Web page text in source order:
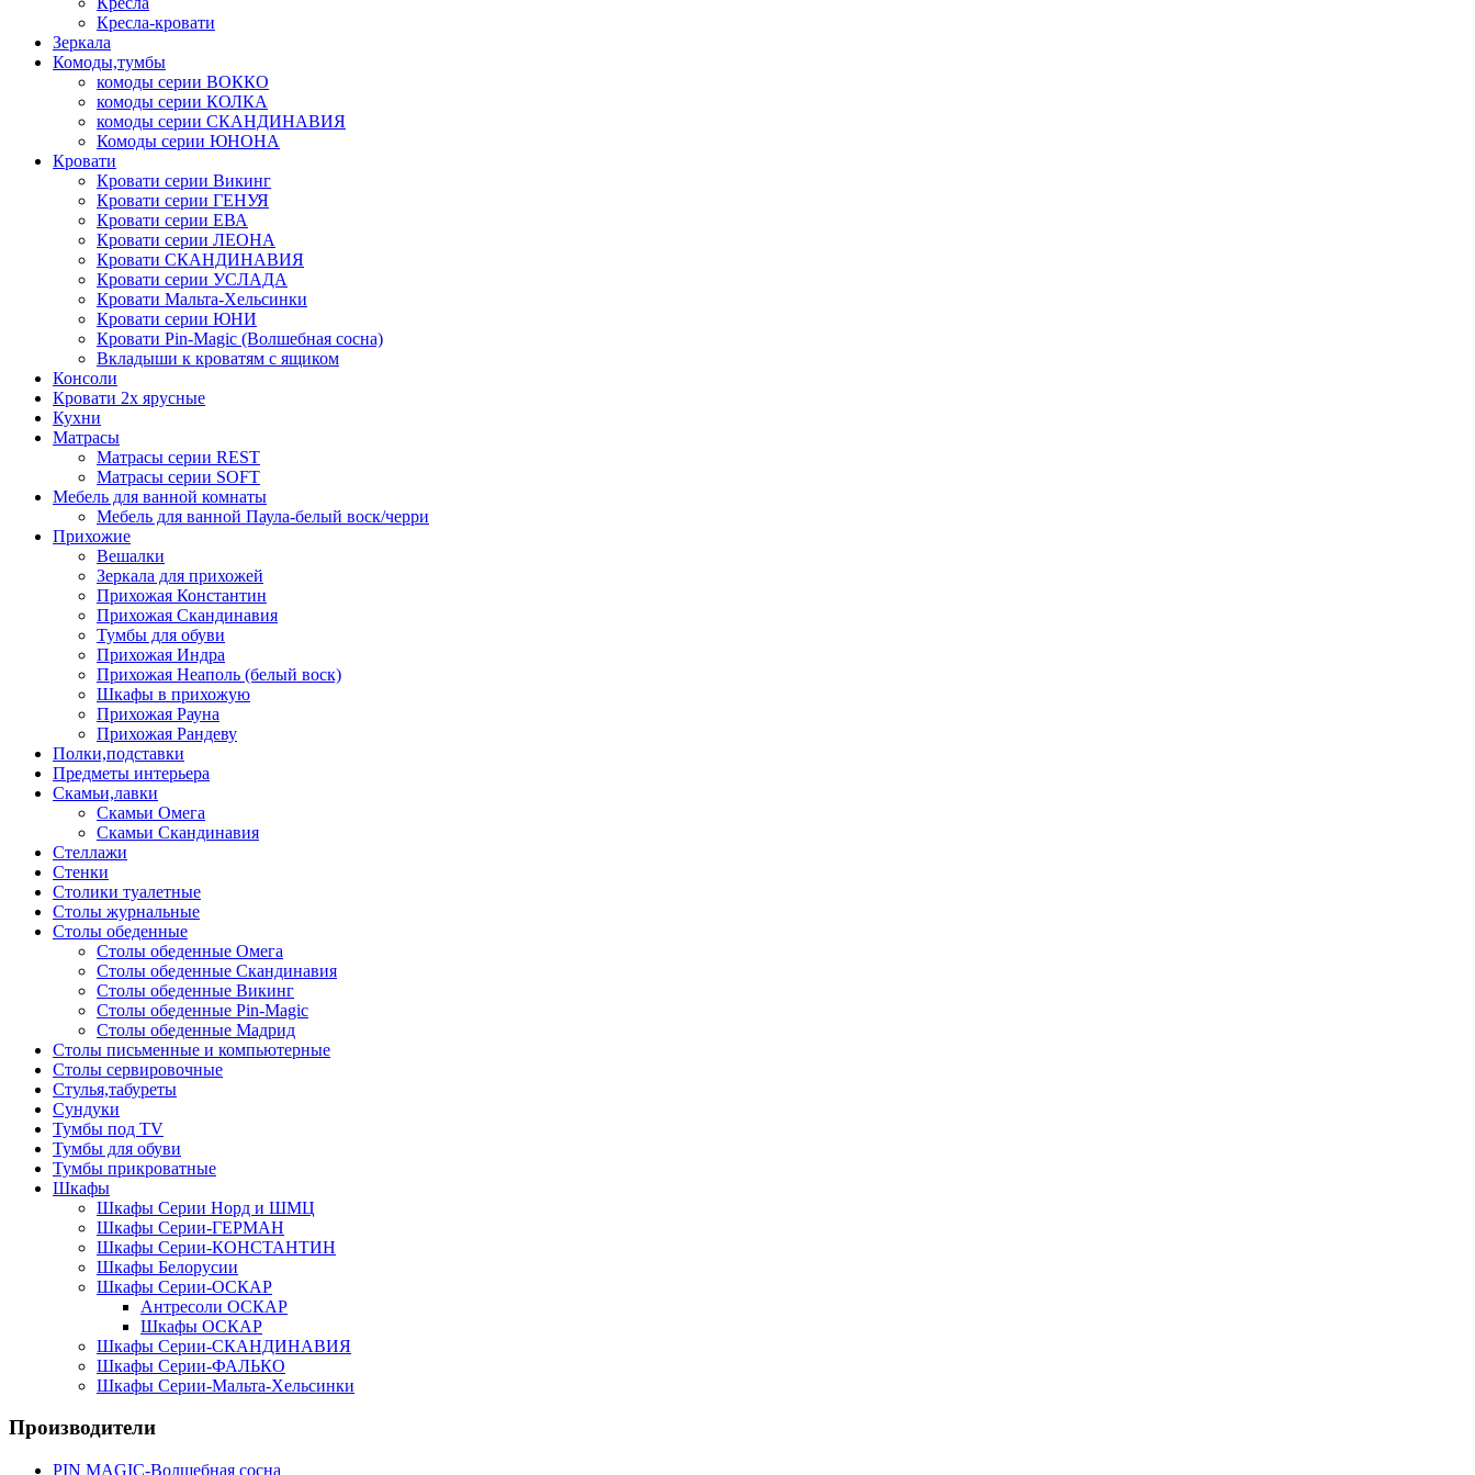
Кресла-кровати
Зеркала
Комоды,тумбы
комоды серии ВОККО
комоды серии КОЛКА
комоды серии СКАНДИНАВИЯ
Комоды серии ЮНОНА
Кровати
Кровати серии Викинг
Кровати серии ГЕНУЯ
Кровати серии ЕВА
Кровати серии ЛЕОНА
Кровати СКАНДИНАВИЯ
Кровати серии УСЛАДА
Кровати Мальта-Хельсинки
Кровати серии ЮНИ
Кровати Pin-Magic (Волшебная сосна)
Вкладыши к кроватям с ящиком
Консоли
Кровати 2х ярусные
Кухни
Матрасы
Матрасы серии REST
Матрасы серии SOFT
Мебель для ванной комнаты
Мебель для ванной Паула-белый воск/черри
Прихожие
Вешалки
Зеркала для прихожей
Прихожая Константин
Прихожая Скандинавия
Тумбы для обуви
Прихожая Индра
Прихожая Неаполь (белый воск)
Шкафы в прихожую
Прихожая Рауна
Прихожая Рандеву
Полки,подставки
Предметы интерьера
Скамьи,лавки
Скамьи Омега
Скамьи Скандинавия
Стеллажи
Стенки
Столики туалетные
Столы журнальные
Столы обеденные
Столы обеденные Омега
Столы обеденные Скандинавия
Столы обеденные Викинг
Столы обеденные Pin-Magic
Столы обеденные Мадрид
Столы письменные и компьютерные
Столы сервировочные
Стулья,табуреты
Сундуки
Тумбы под TV
Тумбы для обуви
Тумбы прикроватные
Шкафы
Шкафы Серии Норд и ШМЦ
Шкафы Серии-ГЕРМАН
Шкафы Серии-КОНСТАНТИН
Шкафы Белорусии
Шкафы Серии-ОСКАР
Антресоли ОСКАР
Шкафы ОСКАР
Шкафы Серии-СКАНДИНАВИЯ
Шкафы Серии-ФАЛЬКО
Шкафы Серии-Мальта-Хельсинки
Производители
PIN MAGIС-Волшебная сосна